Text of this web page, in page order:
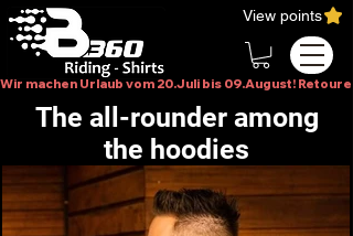
View points
Wir machen Urlaub vom 20.Juli bis 09.August!
The all-rounder among
the hoodies